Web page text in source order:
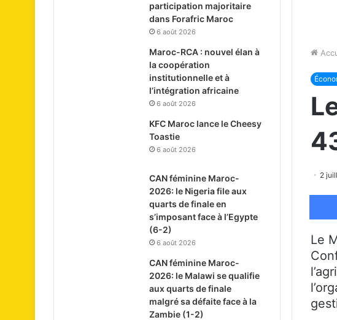
2
Le
participation majoritaire
dans Forafric Maroc
6 août 2026
Maroc-RCA : nouvel élan à
la coopération
institutionnelle et à
l’intégration africaine
6 août 2026
KFC Maroc lance le Cheesy
Toastie
6 août 2026
CAN féminine Maroc-
2026: le Nigeria file aux
quarts de finale en
s’imposant face à l’Egypte
(6-2)
6 août 2026
CAN féminine Maroc-
2026: le Malawi se qualifie
aux quarts de finale
malgré sa défaite face à la
Zambie (1-2)